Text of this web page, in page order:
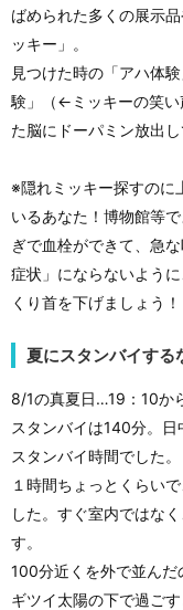
ばめられた多くの展示
ッキー」。
見つけた時の「アハ体
験」（←ミッキーの笑
た脳にドーパミン放出
※隠れミッキー探すのに
いるあなた！博物館等
ぎで血栓ができて、急
症状」にならないよう
くり首を下げましょう！
夏にスタンバイする
8/1の真夏日…19：10か
スタンバイは140分。
スタンバイ時間でした。
１時間ちょっとくらい
した。すぐ室内ではな
す。
100分近くを外で並んだ
ギツイ太陽の下で過ご